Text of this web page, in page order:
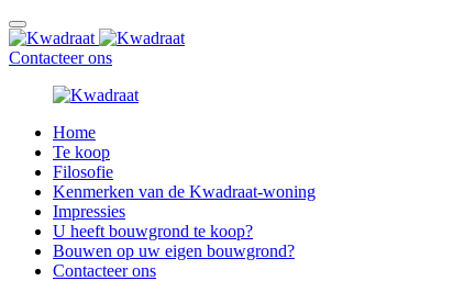
Contacteer ons
Home
Te koop
Filosofie
Kenmerken van de Kwadraat-woning
Impressies
U heeft bouwgrond te koop?
Bouwen op uw eigen bouwgrond?
Contacteer ons